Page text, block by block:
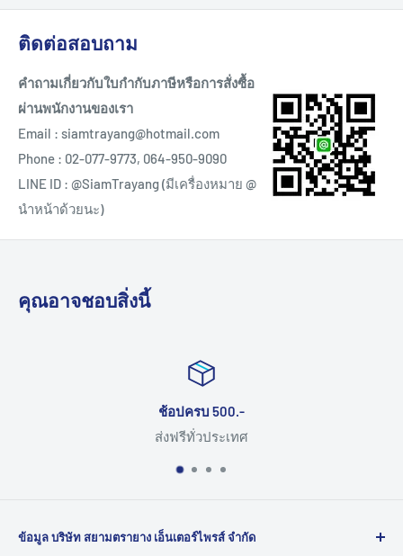
ติดต่อสอบถาม
คำถามเกี่ยวกับใบกำกับภาษีหรือการสั่งซื้อ
ผ่านพนักงานของเรา
Email : siamtrayang@hotmail.com
Phone : 02-077-9773, 064-950-9090
LINE ID : @SiamTrayang (มีเครื่องหมาย @
นำหน้าด้วยนะ)
คุณอาจชอบสิ่งนี้
ข้อมูล บริษัท สยามตรายาง เอ็นเตอร์ไพรส์ จำกัด